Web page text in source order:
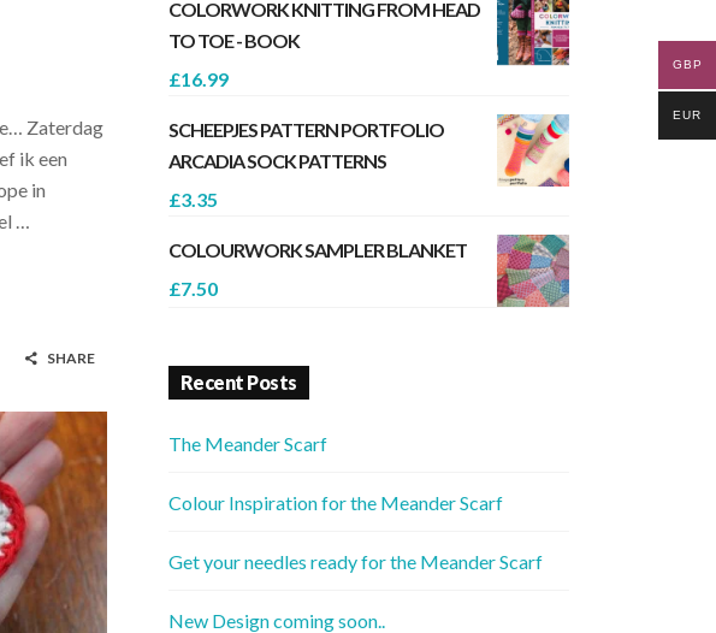
Zaterdag
ik een
in
…
SHARE
COLORWORK KNITTING FROM HEAD
TO TOE - BOOK
£16.99
SCHEEPJES PATTERN PORTFOLIO
ARCADIA SOCK PATTERNS
£3.35
COLOURWORK SAMPLER BLANKET
£7.50
Recent Posts
The Meander Scarf
Colour Inspiration for the Meander Scarf
Get your needles ready for the Meander Scarf
New Design coming soon..
GBP
EUR